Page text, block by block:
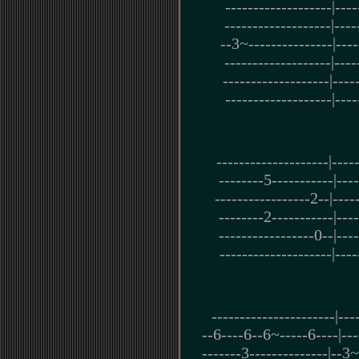
-------------------
-------------------
--3~---------------
-------------------
-------------------
-------------------
--------------------
--------5-----------
-----------------2--
--------2-----------
-----------------0--
--------------------
----------------------
--6----6--6~-----6----
-------3--------------|--